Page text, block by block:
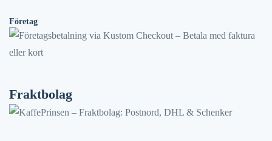
Företag
Fraktbolag